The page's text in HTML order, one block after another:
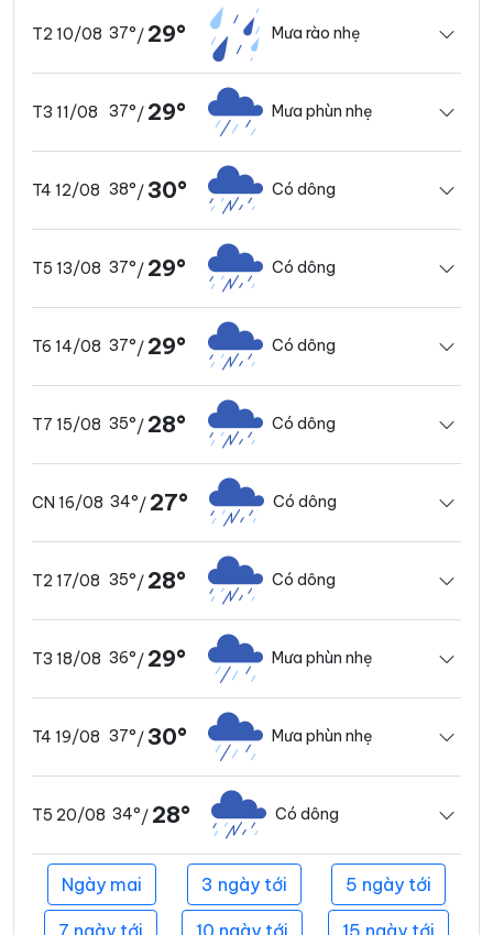
T2 10/08 37°/ 29° Mưa rào nhẹ
T3 11/08 37°/ 29° Mưa phùn nhẹ
T4 12/08 38°/30° Có dông
T5 13/08 37°/ 29° Có dông
T6 14/08 37°/ 29° Có dông
T7 15/08 35°/ 28° Có dông
CN 16/08 34°/ 27° Có dông
T2 17/08 35°/ 28° Có dông
T3 18/08 36°/ 29° Mưa phùn nhẹ
T4 19/08 37°/30° Mưa phùn nhẹ
T5 20/08 34°/ 28° Có dông
Ngày mai 3 ngày tới 5 ngày tới
7 ngày tới 10 ngày tới 15 ngày tới